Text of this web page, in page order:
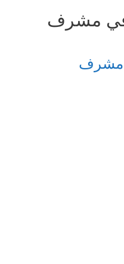
في مشرف
مشرف